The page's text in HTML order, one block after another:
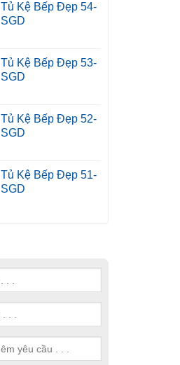
Tủ Kệ Bếp Đẹp 54-
SGD
Tủ Kệ Bếp Đẹp 53-
SGD
Tủ Kệ Bếp Đẹp 52-
SGD
Tủ Kệ Bếp Đẹp 51-
SGD